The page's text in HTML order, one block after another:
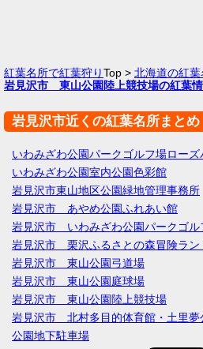
紅葉名所で紅葉狩りTop > 北海道の紅葉
岩見沢市 東山公園陸上競技場の紅葉
岩見沢市近くの紅葉名所まとめ
いわみざわ公園パークゴルフ場ローズ
いわみざわ公園室内公園色彩館
岩見沢市東山地区公園緑地管理事務所
岩見沢市 あやめ公園ふれあい館
岩見沢市 いわみざわ公園パークゴル
岩見沢市 栗沢ふるさとの森冒険ラン
岩見沢市 東山公園弓道場
岩見沢市 東山公園庭球場
岩見沢市 東山公園陸上競技場
岩見沢市 北村多目的体育館・土里夢
公園地下駐車場